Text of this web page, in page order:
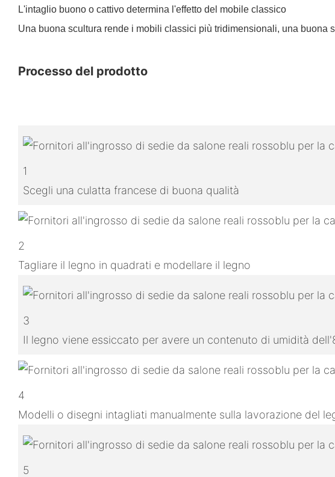
L'intaglio buono o cattivo determina l'effetto del mobile classico
Una buona scultura rende i mobili classici più tridimensionali, una
Processo del prodotto
1
Scegli una culatta francese di buona qualità
2
Tagliare il legno in quadrati e modellare il legno
3
Il legno viene essiccato per avere un contenuto di umidità
4
Modelli o disegni intagliati manualmente sulla lavorazione del
5